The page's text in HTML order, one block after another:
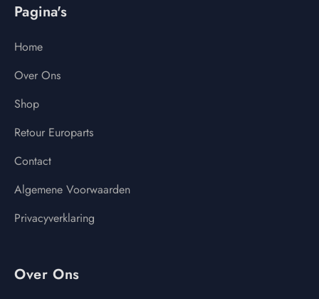
Pagina's
Home
Over Ons
Shop
Retour Europarts
Contact
Algemene Voorwaarden
Privacyverklaring
Over Ons